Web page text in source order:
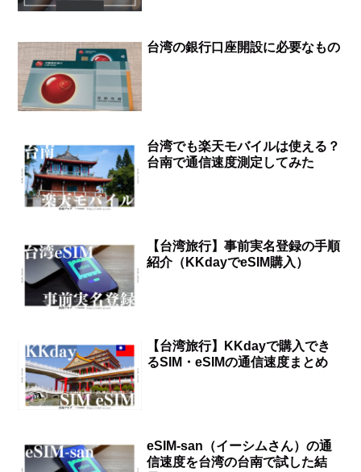
台湾の銀行口座開設に必要なもの
台湾でも楽天モバイルは使える？
台南で通信速度測定してみた
【台湾旅行】事前実名登録の手順
紹介（KKdayでeSIM購入）
【台湾旅行】KKdayで購入でき
るSIM・eSIMの通信速度まとめ
eSIM-san（イーシムさん）の通
信速度を台湾の台南で試した結